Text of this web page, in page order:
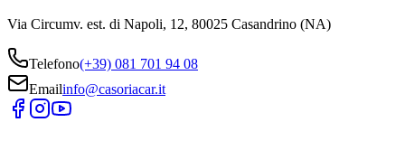
Via Circumv. est. di Napoli, 12, 80025 Casandrino (NA)
Telefono(+39) 081 701 94 08
Emailinfo@casoriacar.it